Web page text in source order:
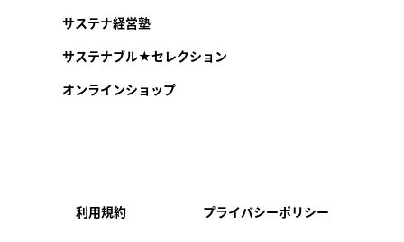
サステナ経営塾
サステナブル★セレクション
オンラインショップ
利用規約 プライバシーポリシー